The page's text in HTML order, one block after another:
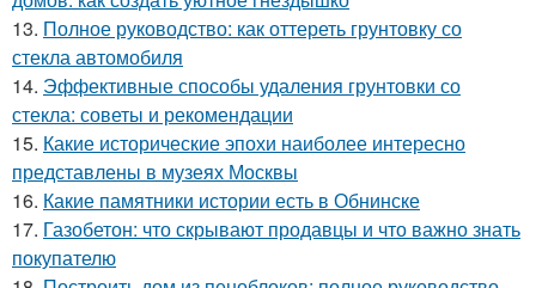
13. Полное руководство: как оттереть грунтовку со
стекла автомобиля
14. Эффективные способы удаления грунтовки со
стекла: советы и рекомендации
15. Какие исторические эпохи наиболее интересно
представлены в музеях Москвы
16. Какие памятники истории есть в Обнинске
17. Газобетон: что скрывают продавцы и что важно знать
покупателю